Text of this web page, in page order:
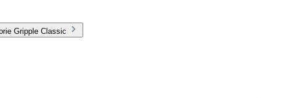
Gripple Classic